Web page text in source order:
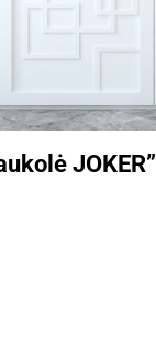
JOKER”